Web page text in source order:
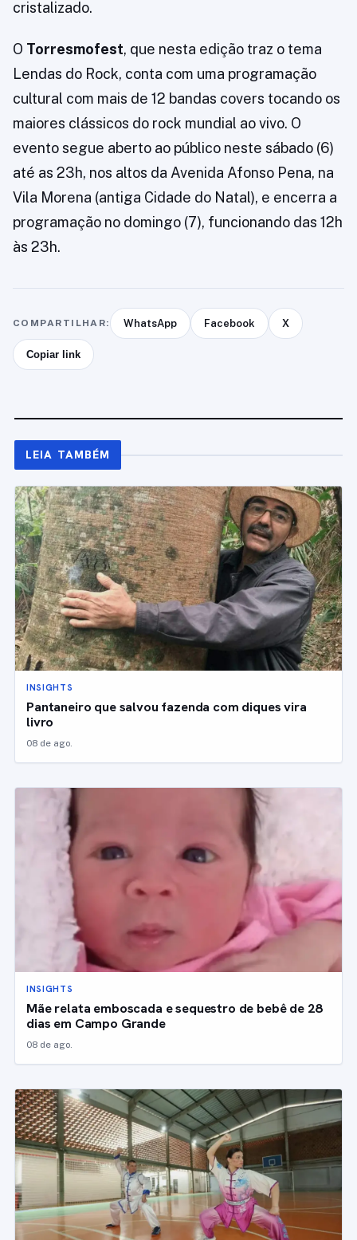
cristalizado.
O Torresmofest, que nesta edição traz o tema
Lendas do Rock, conta com uma programação
cultural com mais de 12 bandas covers tocando os
maiores clássicos do rock mundial ao vivo. O
evento segue aberto ao público neste sábado (6)
até as 23h, nos altos da Avenida Afonso Pena, na
Vila Morena (antiga Cidade do Natal), e encerra a
programação no domingo (7), funcionando das 12h
às 23h.
COMPARTILHAR: WhatsApp Facebook X
Copiar link
LEIA TAMBÉM
INSIGHTS
Pantaneiro que salvou fazenda com diques vira
livro
08 de ago.
INSIGHTS
Mãe relata emboscada e sequestro de bebê de 28
dias em Campo Grande
08 de ago.